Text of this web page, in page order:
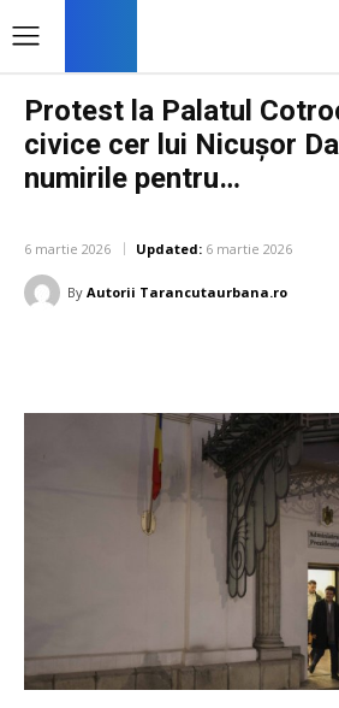
Protest la Palatul
civice cer lui Nicușor
numirile pentru…
6 martie 2026 Updated: 6 martie 2026
By Autorii Tarancutaurbana.ro